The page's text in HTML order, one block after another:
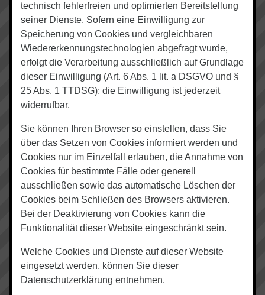
technisch fehlerfreien und optimierten Bereitstellung
seiner Dienste. Sofern eine Einwilligung zur
Speicherung von Cookies und vergleichbaren
Wiedererkennungstechnologien abgefragt wurde,
erfolgt die Verarbeitung ausschließlich auf Grundlage
dieser Einwilligung (Art. 6 Abs. 1 lit. a DSGVO und §
25 Abs. 1 TTDSG); die Einwilligung ist jederzeit
widerrufbar.
Sie können Ihren Browser so einstellen, dass Sie
über das Setzen von Cookies informiert werden und
Cookies nur im Einzelfall erlauben, die Annahme von
Cookies für bestimmte Fälle oder generell
ausschließen sowie das automatische Löschen der
Cookies beim Schließen des Browsers aktivieren.
Bei der Deaktivierung von Cookies kann die
Funktionalität dieser Website eingeschränkt sein.
Welche Cookies und Dienste auf dieser Website
eingesetzt werden, können Sie dieser
Datenschutzerklärung entnehmen.